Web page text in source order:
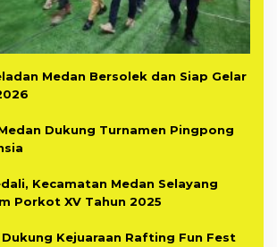
Medan Bersolek dan Siap Gelar
Dukung Turnamen Pingpong
Kecamatan Medan Selayang
Porkot XV Tahun 2025
Dukung Kejuaraan Rafting Fun Fest